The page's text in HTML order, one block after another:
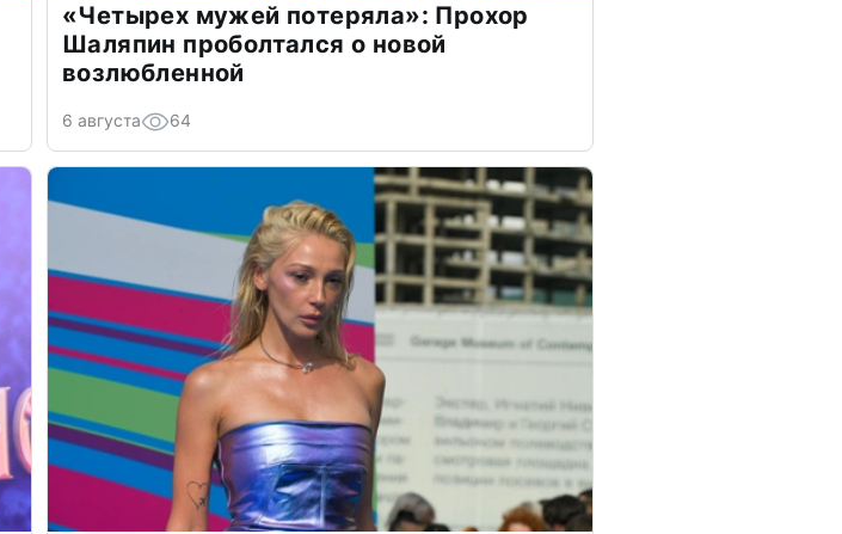
«Четырех мужей потеряла»: Прохор
Шаляпин проболтался о новой
возлюбленной
6 августа 64